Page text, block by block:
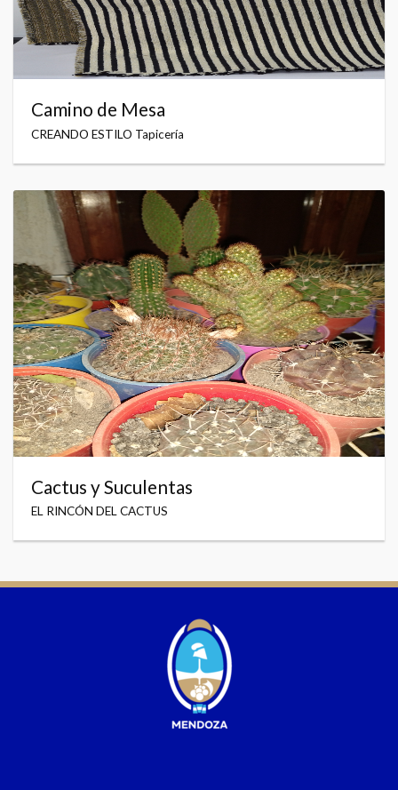
Camino de Mesa
CREANDO ESTILO Tapicería
Cactus y Suculentas
EL RINCÓN DEL CACTUS